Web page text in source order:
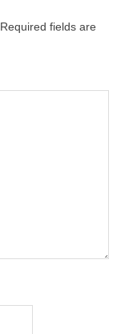
Required fields are